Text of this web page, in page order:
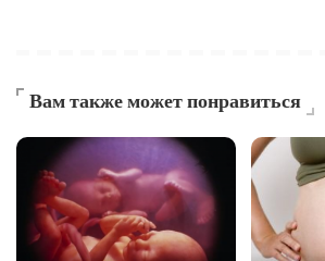
Вам также может понравиться